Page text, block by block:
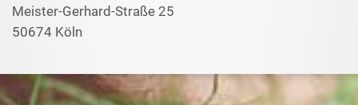
Meister-Gerhard-Straße 25
50674 Köln